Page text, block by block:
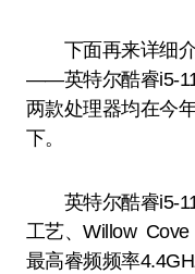
下面再来详细介
——英特尔酷睿i5-
两款处理器均在今
下。
英特尔酷睿i5-
工艺、Willow Cove
最高睿频频率